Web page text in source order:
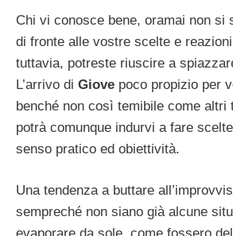
Chi vi conosce bene, oramai non si
di fronte alle vostre scelte e
tuttavia, potreste riuscire a
L’arrivo di Giove poco propizio per
benché non così temibile come altri
potrà comunque indurvi a fare
senso pratico ed obiettività.
Una tendenza a buttare
sempreché non siano già alcune